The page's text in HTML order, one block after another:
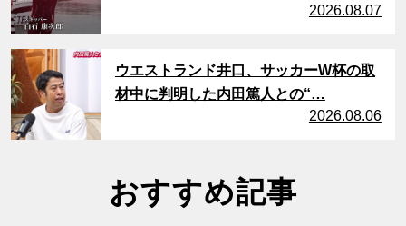
2026.08.07
サムネイル
ウエストランド井口、サッカーW杯の取
材中に判明した内田篤人との“…
2026.08.06
おすすめ記事